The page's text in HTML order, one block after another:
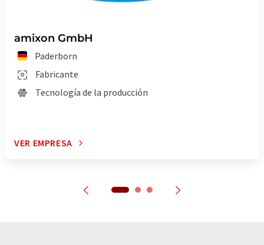
amixon GmbH
Paderborn
Fabricante
Tecnología de la producción
VER EMPRESA